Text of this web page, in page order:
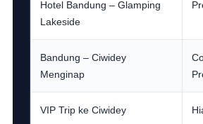
Hotel Bandung – Glamping
Lakeside
Bandung – Ciwidey
Menginap
VIP Trip ke Ciwidey